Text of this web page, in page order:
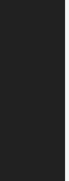
sedam
sviraju
of the
te ih
u
25